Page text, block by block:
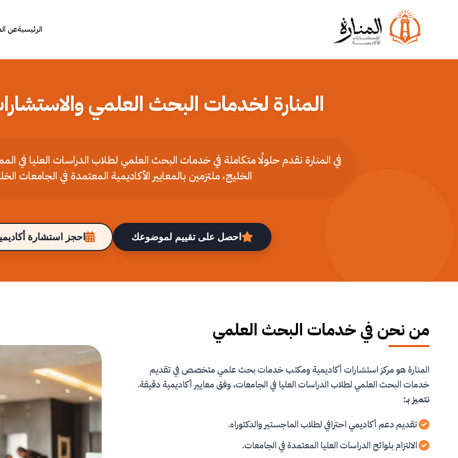
الرئيسيةعن
المنارة لخدمات البحث العلمي
في المنارة نقدم حلولًا متكاملة في خدمات البحث العلمي لطلاب الدراسات العليا في
الخليج، ملتزمين بالمعايير الأكاديمية المعتمدة في الجامعات
احصل على تقييم لموضوعك احجز استشارة
من نحن في خدمات البحث العلمي
المنارة هو مركز استشارات أكاديمية ومكتب خدمات بحث علمي متخصص في تقديم
خدمات البحث العلمي لطلاب الدراسات العليا في الجامعات، وفق معايير أكاديمية دقيقة.
نتميز بـ:
تقديم دعم أكاديمي احترافي لطلاب الماجستير والدكتوراه.
الالتزام بلوائح الدراسات العليا المعتمدة في الجامعات.